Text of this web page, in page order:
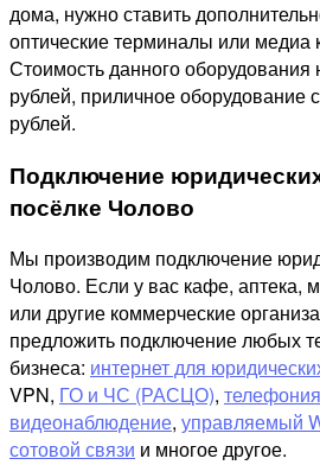
дома, нужно ставить
оптические терминалы или медиа
Стоимость данного оборудования
рублей, приличное оборудование
рублей.
Подключение
посёлке Чолово
Мы производим подключение
Чолово. Если у вас кафе, аптека,
или другие коммерческие
предложить подключение любых
бизнеса: интернет для
VPN, ГО и ЧС (РАСЦО),
видеонаблюдение, управляемый
сотовой связи и многое другое.